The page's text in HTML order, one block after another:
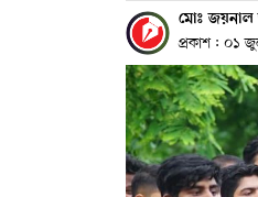
মোঃ
প্রকাশ : ০১